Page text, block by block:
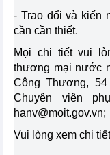
- Trao đổi và kiến
cần cần thiết.
Mọi chi tiết vui
thương mại nước
Công Thương,
Chuyên viên
hanv@moit.gov.vn;
Vui lòng xem chi